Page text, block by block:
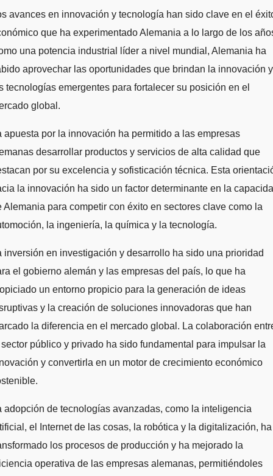
avances en innovación y tecnología han sido clave en el
que ha experimentado Alemania a lo largo de los
una potencia industrial líder a nivel mundial, Alemania ha
aprovechar las oportunidades que brindan la innovación y
tecnologías emergentes para fortalecer su posición en el
global.
apuesta por la innovación ha permitido a las empresas
desarrollar productos y servicios de alta calidad que
por su excelencia y sofisticación técnica. Esta
la innovación ha sido un factor determinante en la
Alemania para competir con éxito en sectores clave como la
la ingeniería, la química y la tecnología.
inversión en investigación y desarrollo ha sido una prioridad
el gobierno alemán y las empresas del país, lo que ha
un entorno propicio para la generación de ideas
y la creación de soluciones innovadoras que han
la diferencia en el mercado global. La colaboración
público y privado ha sido fundamental para impulsar la
y convertirla en un motor de crecimiento económico
adopción de tecnologías avanzadas, como la inteligencia
el Internet de las cosas, la robótica y la digitalización, ha
los procesos de producción y ha mejorado la
operativa de las empresas alemanas, permitiéndoles